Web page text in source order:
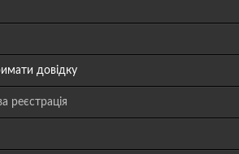
довідку
реєстрація